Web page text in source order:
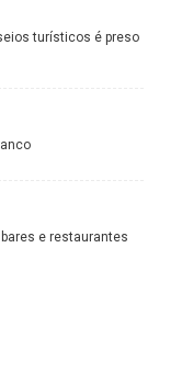
turísticos é preso
e restaurantes